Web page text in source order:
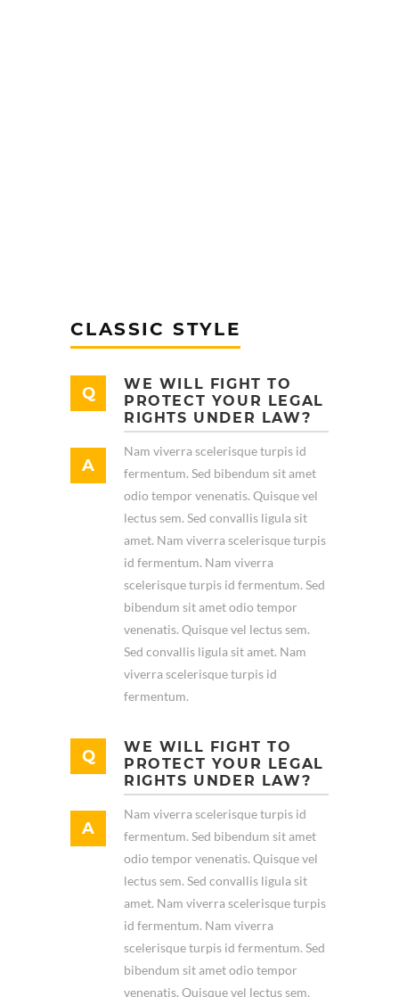
CLASSIC STYLE
WE WILL FIGHT TO
PROTECT YOUR LEGAL
RIGHTS UNDER LAW?
Nam viverra scelerisque turpis id
fermentum. Sed bibendum sit amet
odio tempor venenatis. Quisque vel
lectus sem. Sed convallis ligula sit
amet. Nam viverra scelerisque turpis
id fermentum. Nam viverra
scelerisque turpis id fermentum. Sed
bibendum sit amet odio tempor
venenatis. Quisque vel lectus sem.
Sed convallis ligula sit amet. Nam
viverra scelerisque turpis id
fermentum.
WE WILL FIGHT TO
PROTECT YOUR LEGAL
RIGHTS UNDER LAW?
Nam viverra scelerisque turpis id
fermentum. Sed bibendum sit amet
odio tempor venenatis. Quisque vel
lectus sem. Sed convallis ligula sit
amet. Nam viverra scelerisque turpis
id fermentum. Nam viverra
scelerisque turpis id fermentum. Sed
bibendum sit amet odio tempor
venenatis. Quisque vel lectus sem.